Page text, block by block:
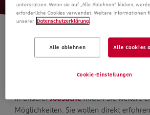
Die Suche geht weiter
In unsererJobsuchefinden Sie weitere
Möglichkeiten. Sie wollen direkt
unterstützen. Wenn sie auf „Alle Ablehnen“ klicken,
erforderliche Cookies verwendet. Weitere Informationen
unserer Datenschutzerklärung
Alle ablehnen Alle Cookies
Cookie-Einstellungen